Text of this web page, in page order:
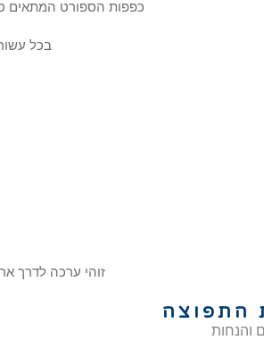
כפפות הספורט המתאים
בכל
זוהי ערכה לדרך
התפוצה
והנחות